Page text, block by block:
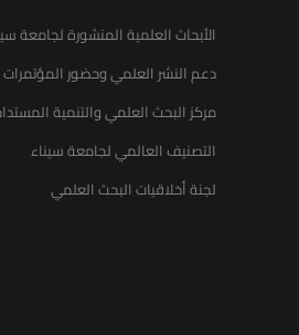
الأبحاث العلمية المنشورة لجامعة
دعم النشر العلمي وحضور المؤتمرات
مركز البحث العلمي والتنمية
التصنيف العالمي لجامعة سيناء
لجنة أخلاقيات البحث العلمي